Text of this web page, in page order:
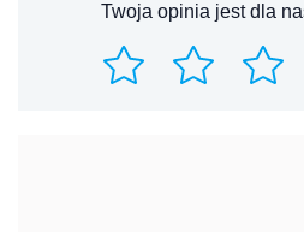
Twoja opinia jest dla